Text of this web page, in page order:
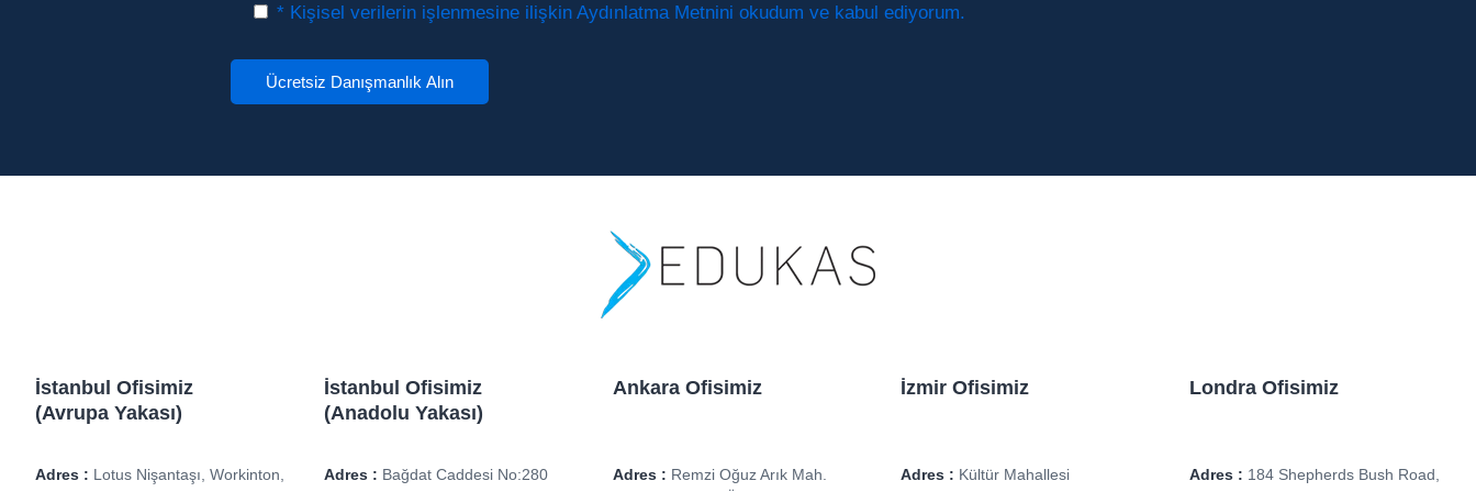
* Kişisel verilerin işlenmesine ilişkin Aydınlatma Metnini okudum ve kabul ediyorum.
İstanbul Ofisimiz
(Avrupa Yakası)
Adres : Lotus Nişantaşı, Workinton,
İstanbul Ofisimiz
(Anadolu Yakası)
Adres : Bağdat Caddesi No:280
Ankara Ofisimiz
Adres : Remzi Oğuz Arık Mah.
İzmir Ofisimiz
Adres : Kültür Mahallesi
Londra Ofisimiz
Adres : 184 Shepherds Bush Road,